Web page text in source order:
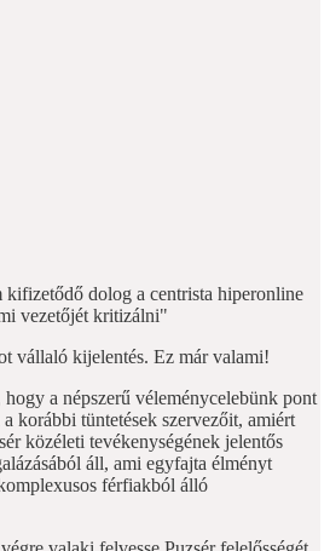
kifizetődő dolog a centrista hiperonline
vezetőjét kritizálni"
vállaló kijelentés. Ez már valami!
a népszerű véleménycelebünk pont
korábbi tüntetések szervezőit, amiért
közéleti tevékenységének jelentős
áll, ami egyfajta élményt
férfiakból álló